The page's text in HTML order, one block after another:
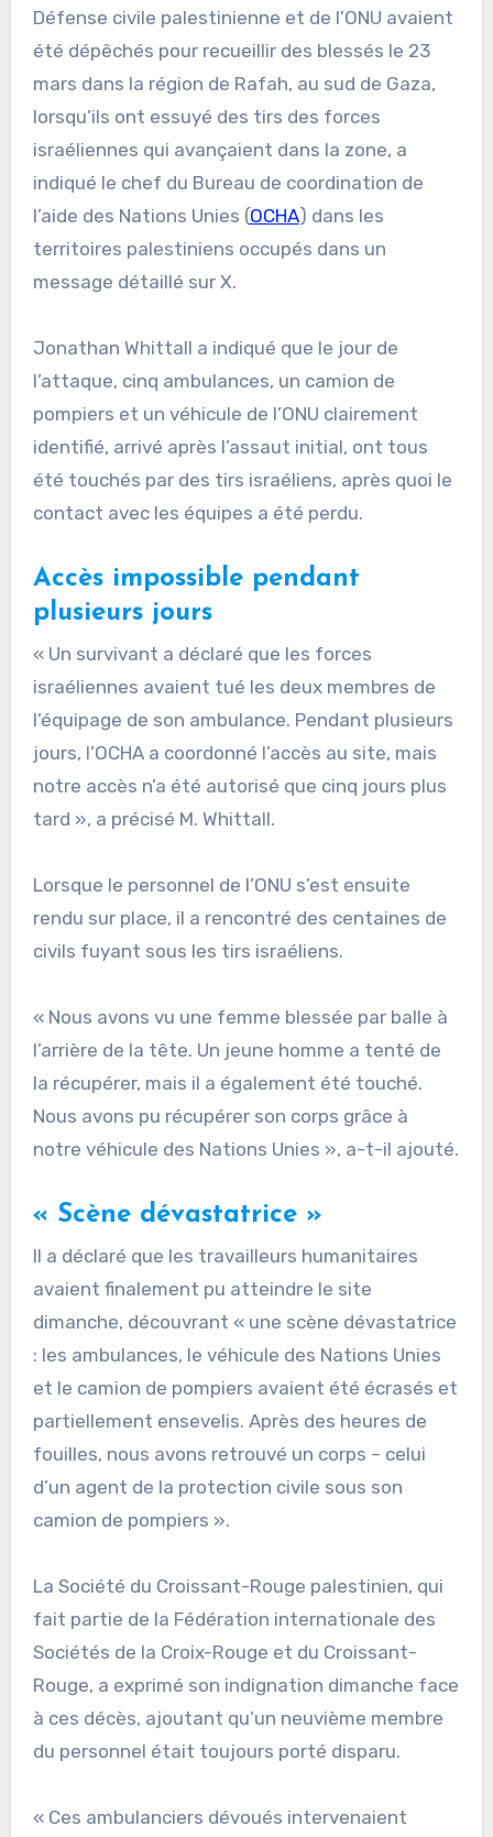
Défense civile palestinienne et de l’ONU avaient
été dépêchés pour recueillir des blessés le 23
mars dans la région de Rafah, au sud de Gaza,
lorsqu’ils ont essuyé des tirs des forces
israéliennes qui avançaient dans la zone, a
indiqué le chef du Bureau de coordination de
l’aide des Nations Unies (OCHA) dans les
territoires palestiniens occupés dans un
message détaillé sur X.
Jonathan Whittall a indiqué que le jour de
l’attaque, cinq ambulances, un camion de
pompiers et un véhicule de l’ONU clairement
identifié, arrivé après l’assaut initial, ont tous
été touchés par des tirs israéliens, après quoi le
contact avec les équipes a été perdu.
Accès impossible pendant
plusieurs jours
« Un survivant a déclaré que les forces
israéliennes avaient tué les deux membres de
l’équipage de son ambulance. Pendant plusieurs
jours, l’OCHA a coordonné l’accès au site, mais
notre accès n’a été autorisé que cinq jours plus
tard », a précisé M. Whittall.
Lorsque le personnel de l’ONU s’est ensuite
rendu sur place, il a rencontré des centaines de
civils fuyant sous les tirs israéliens.
« Nous avons vu une femme blessée par balle à
l’arrière de la tête. Un jeune homme a tenté de
la récupérer, mais il a également été touché.
Nous avons pu récupérer son corps grâce à
notre véhicule des Nations Unies », a-t-il ajouté.
« Scène dévastatrice »
Il a déclaré que les travailleurs humanitaires
avaient finalement pu atteindre le site
dimanche, découvrant « une scène dévastatrice
: les ambulances, le véhicule des Nations Unies
et le camion de pompiers avaient été écrasés et
partiellement ensevelis. Après des heures de
fouilles, nous avons retrouvé un corps – celui
d’un agent de la protection civile sous son
camion de pompiers ».
La Société du Croissant-Rouge palestinien, qui
fait partie de la Fédération internationale des
Sociétés de la Croix-Rouge et du Croissant-
Rouge, a exprimé son indignation dimanche face
à ces décès, ajoutant qu’un neuvième membre
du personnel était toujours porté disparu.
« Ces ambulanciers dévoués intervenaient